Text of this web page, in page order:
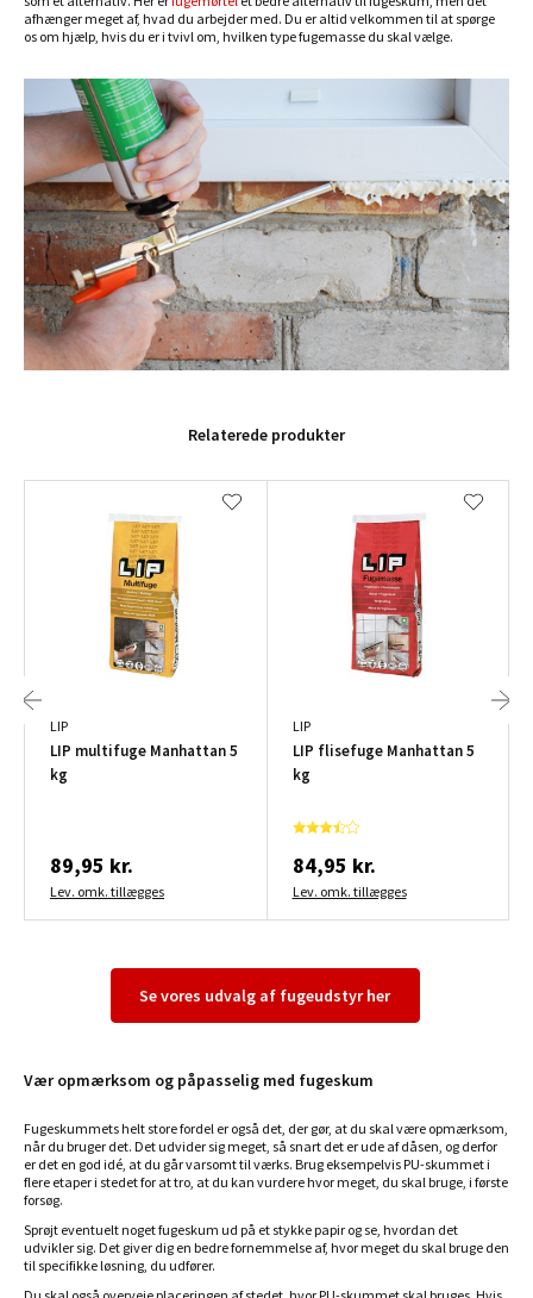
afhænger meget af, hvad du arbejder med. Du er altid velkommen til at spørge
os om hjælp, hvis du er i tvivl om, hvilken type fugemasse du skal vælge.
Relaterede produkter
LIP
LIP multifuge Manhattan 5
kg
89,95 kr.
Lev. omk. tillægges
LIP
LIP flisefuge Manhattan 5
kg
84,95 kr.
Lev. omk. tillægges
Se vores udvalg af fugeudstyr her
Vær opmærksom og påpasselig med fugeskum
Fugeskummets helt store fordel er også det, der gør, at du skal være opmærksom,
når du bruger det. Det udvider sig meget, så snart det er ude af dåsen, og derfor
er det en god idé, at du går varsomt til værks. Brug eksempelvis PU-skummet i
flere etaper i stedet for at tro, at du kan vurdere hvor meget, du skal bruge, i første
forsøg.
Sprøjt eventuelt noget fugeskum ud på et stykke papir og se, hvordan det
udvikler sig. Det giver dig en bedre fornemmelse af, hvor meget du skal bruge den
til specifikke løsning, du udfører.